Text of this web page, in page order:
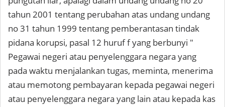
tahun 2001 tentang perubahan atas undang undang
no 31 tahun 1999 tentang pemberantasan tindak
pidana korupsi, pasal 12 huruf f yang berbunyi "
Pegawai negeri atau penyelenggara negara yang
pada waktu menjalankan tugas, meminta, menerima
atau memotong pembayaran kepada pegawai negeri
atau penyelenggara negara yang lain atau kepada kas